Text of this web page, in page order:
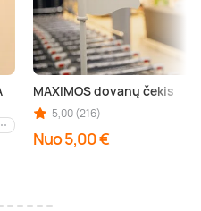
Palanga (aps.), Nida (aps.),
Kiti miestai
MAXIMOS dovanų čekis
5,00 (216)
Nuo 5,00 €